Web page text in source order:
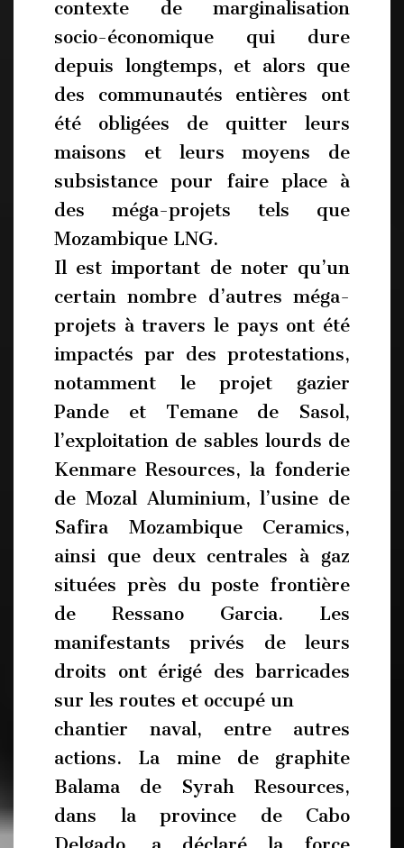
contexte de marginalisation
socio-économique qui dure
depuis longtemps, et alors que
des communautés entières ont
été obligées de quitter leurs
maisons et leurs moyens de
subsistance pour faire place à
des méga-projets tels que
Mozambique LNG.
Il est important de noter qu’un
certain nombre d’autres méga-
projets à travers le pays ont été
impactés par des protestations,
notamment le projet gazier
Pande et Temane de Sasol,
l’exploitation de sables lourds de
Kenmare Resources, la fonderie
de Mozal Aluminium, l’usine de
Safira Mozambique Ceramics,
ainsi que deux centrales à gaz
situées près du poste frontière
de Ressano Garcia. Les
manifestants privés de leurs
droits ont érigé des barricades
sur les routes et occupé un
chantier naval, entre autres
actions. La mine de graphite
Balama de Syrah Resources,
dans la province de Cabo